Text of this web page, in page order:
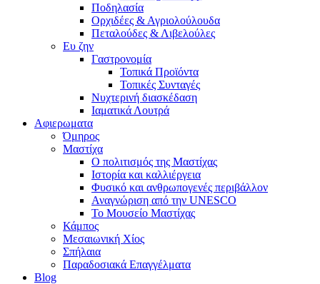
Ποδηλασία
Ορχιδέες & Αγριολούλουδα
Πεταλούδες & Λιβελούλες
Ευ ζην
Γαστρονομία
Τοπικά Προϊόντα
Τοπικές Συνταγές
Νυχτερινή διασκέδαση
Ιαματικά Λουτρά
Αφιερωματα
Όμηρος
Μαστίχα
Ο πολιτισμός της Μαστίχας
Ιστορία και καλλιέργεια
Φυσικό και ανθρωπογενές περιβάλλον
Αναγνώριση από την UNESCO
Το Μουσείο Μαστίχας
Κάμπος
Μεσαιωνική Χίος
Σπήλαια
Παραδοσιακά Επαγγέλματα
Blog